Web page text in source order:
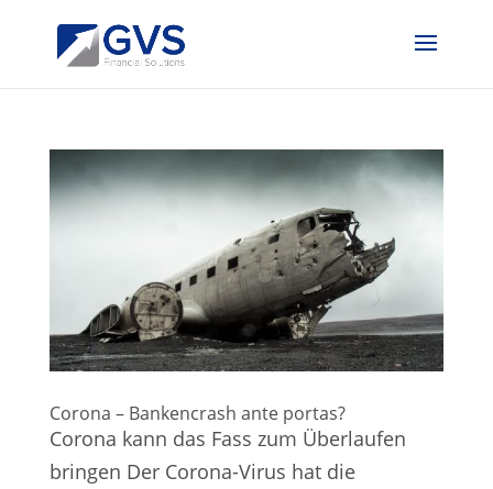
Corona – Bankencrash ante portas?
Corona kann das Fass zum Überlaufen
bringen Der Corona-Virus hat die